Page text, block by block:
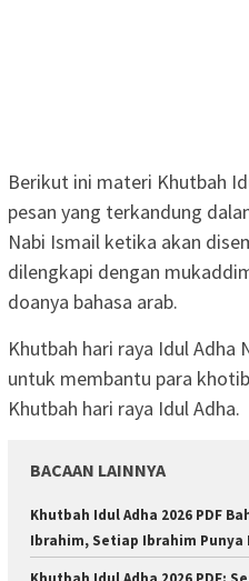
Berikut ini materi Khutbah
pesan yang terkandung
Nabi Ismail ketika akan
dilengkapi dengan
doanya bahasa arab.
Khutbah hari raya Idul Adha
untuk membantu para
Khutbah hari raya Idul Adha.
BACAAN LAINNYA
Khutbah Idul Adha 2026 PDF
Ibrahim, Setiap Ibrahim Punya